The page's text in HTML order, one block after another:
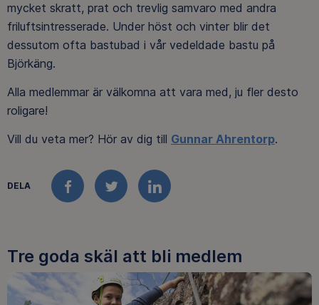
mycket skratt, prat och trevlig samvaro med andra
friluftsintresserade. Under höst och vinter blir det
dessutom ofta bastubad i vår vedeldade bastu på
Björkäng.
Alla medlemmar är välkomna att vara med, ju fler desto
roligare!
Vill du veta mer? Hör av dig till Gunnar Ahrentorp.
DELA
FACEBOOKTWITTERLINKEDIN
Tre goda skäl att bli medlem